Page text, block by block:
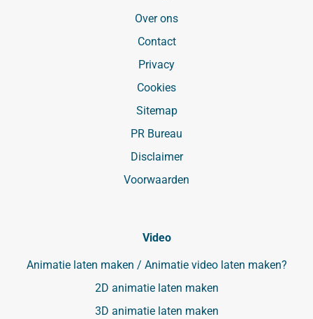
Over ons
Contact
Privacy
Cookies
Sitemap
PR Bureau
Disclaimer
Voorwaarden
Video
Animatie laten maken / Animatie video laten maken?
2D animatie laten maken
3D animatie laten maken